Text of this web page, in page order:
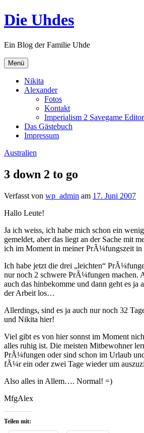
Zum
Inhalt
Die Uhdes
Ein Blog der Familie Uhde
Menü
Nikita
Alexander
Fotos
Kontakt
Imperialism 2 Savegame Editor
Das Gästebuch
Impressum
Australien
3 down 2 to go
Verfasst von wp_admin am 17. Juni 2007
Hallo Leute!
Ja ich weiss, ich habe mich schon ein
gemeldet, aber das liegt an der Sache mit
ich im Moment in meiner PrÃ¼fungszeit in
Ich habe jetzt die drei „leichten“
nur noch 2 schwere PrÃ¼fungen machen.
auch das hinbekomme und dann geht es ja
der Arbeit los…
Allerdings, sind es ja auch nur noch 32
und Nikita hier!
Viel gibt es von hier sonnst im Moment
alles ruhig ist. Die meisten Mitbewohner
PrÃ¼fungen oder sind schon im Urlaub
fÃ¼r ein oder zwei Tage wieder um
Also alles in Allem…. Normal! =)
MfgAlex
Teilen mit: